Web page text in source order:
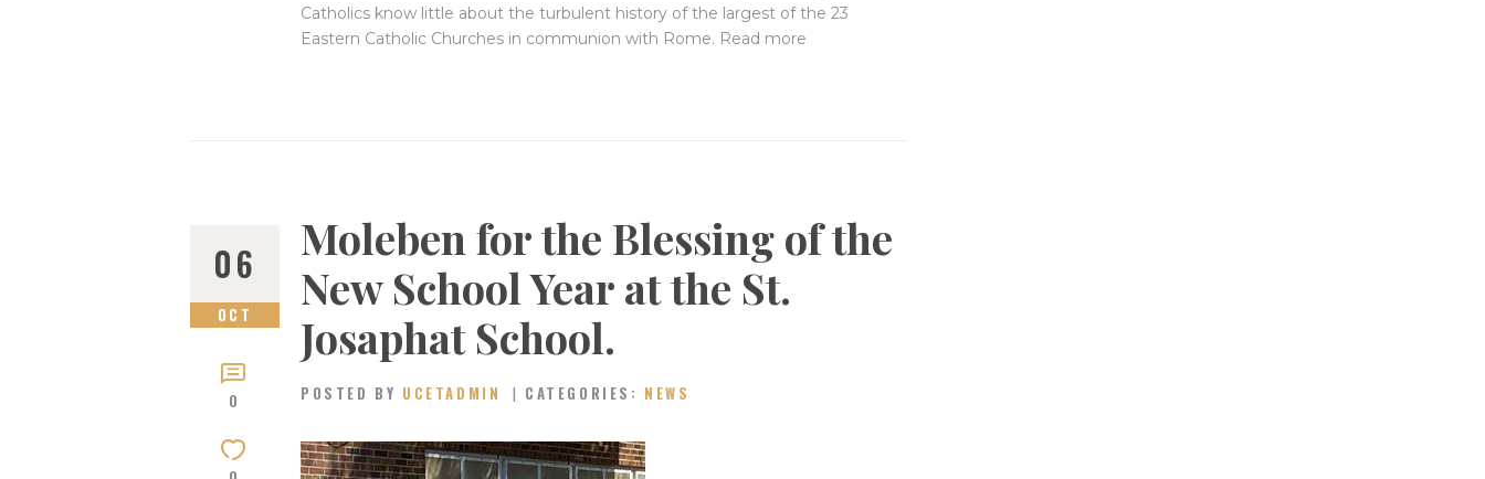
Catholics know little about the turbulent history of the largest of the 23
Eastern Catholic Churches in communion with Rome. Read more
06
OCT
0
Moleben for the Blessing of the
New School Year at the St.
Josaphat School.
POSTED BY UCETADMIN CATEGORIES: NEWS